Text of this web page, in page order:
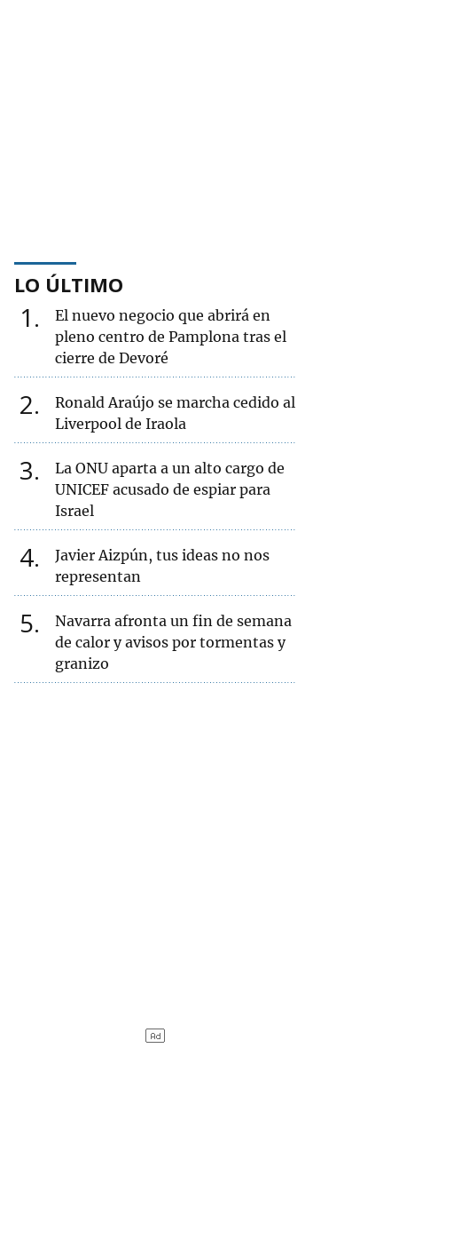
LO ÚLTIMO
1
El nuevo negocio que abrirá en
pleno centro de Pamplona tras el
cierre de Devoré
2
Ronald Araújo se marcha cedido al
Liverpool de Iraola
3
La ONU aparta a un alto cargo de
UNICEF acusado de espiar para
Israel
4
Javier Aizpún, tus ideas no nos
representan
5
Navarra afronta un fin de semana
de calor y avisos por tormentas y
granizo